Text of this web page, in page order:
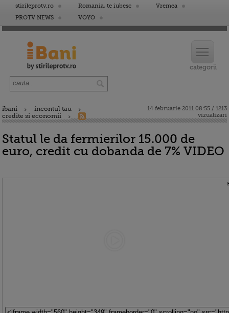
stirileprotv.ro Romania, te iubesc
Vremea
PROTV NEWS
VOYO
ibani
incontul tau
credite si economii
14 februarie 2011 08:55 / 1213
vizualizari
Statul le da fermierilor 15.000 de
euro, credit cu dobanda de 7% VIDEO